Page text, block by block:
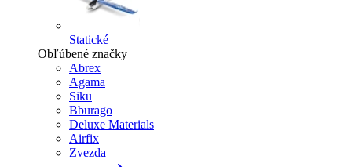
Statické
Obľúbené značky
Abrex
Agama
Siku
Bburago
Deluxe Materials
Airfix
Zvezda